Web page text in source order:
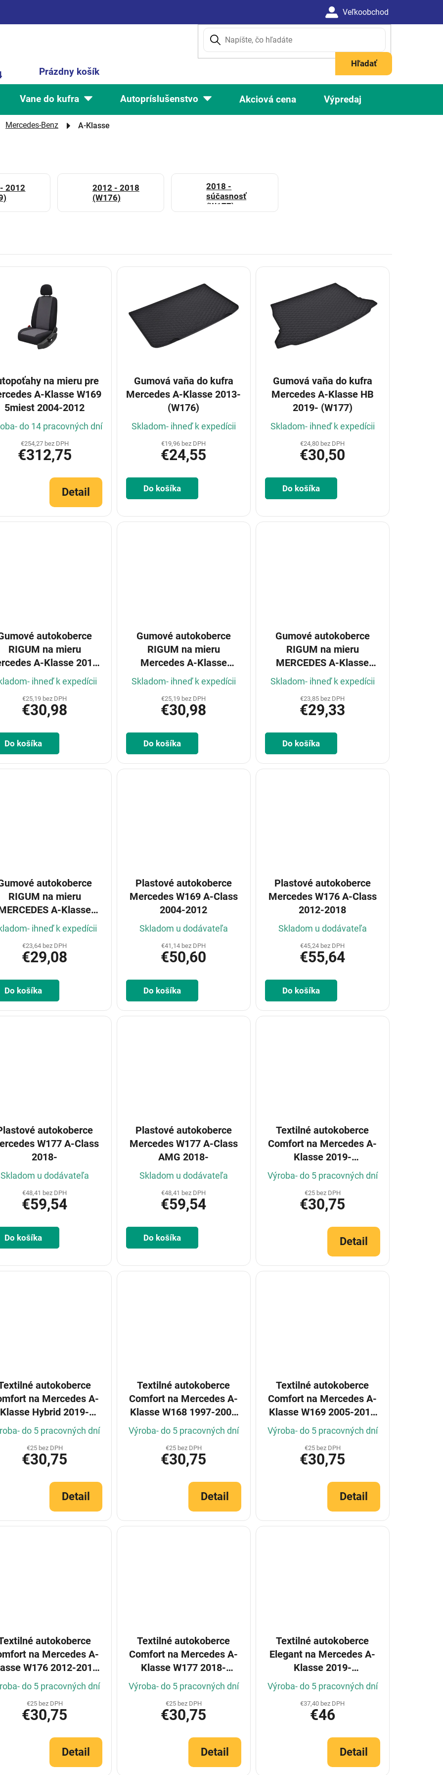
Hľadať
Nákupný
košík
Prázdny košík
Vane do kufra Autopríslušenstvo Akciová cena Výpredaj
Mercedes-Benz A-Klasse
2012
2012 - 2018
(W176)
2018 -
súčasnosť
(W177)
na mieru pre
A-Klasse W169
5miest 2004-2012
do 14 pracovných dní
€254,27 bez DPH
€312,75
Detail
Gumová vaňa do kufra
Mercedes A-Klasse 2013-
(W176)
Skladom- ihneď k expedícii
€19,96 bez DPH
€24,55
Do košíka
Gumová vaňa do kufra
Mercedes A-Klasse HB
2019- (W177)
Skladom- ihneď k expedícii
€24,80 bez DPH
€30,50
Do košíka
autokoberce
RIGUM na mieru
A-Klasse 2019-
(W177)
ihneď k expedícii
€25,19 bez DPH
€30,98
Do košíka
Gumové autokoberce
RIGUM na mieru
Mercedes A-Klasse
Hybrid 2019-( W177)
Skladom- ihneď k expedícii
€25,19 bez DPH
€30,98
Do košíka
Gumové autokoberce
RIGUM na mieru
MERCEDES A-Klasse
W169 2004-
Skladom- ihneď k expedícii
€23,85 bez DPH
€29,33
Do košíka
autokoberce
RIGUM na mieru
A-Klasse
W176 2013-
ihneď k expedícii
€23,64 bez DPH
€29,08
Do košíka
Plastové autokoberce
Mercedes W169 A-Class
2004-2012
Skladom u dodávateľa
€41,14 bez DPH
€50,60
Do košíka
Plastové autokoberce
Mercedes W176 A-Class
2012-2018
Skladom u dodávateľa
€45,24 bez DPH
€55,64
Do košíka
autokoberce
W177 A-Class
2018-
Skladom u dodávateľa
€48,41 bez DPH
€59,54
Do košíka
Plastové autokoberce
Mercedes W177 A-Class
AMG 2018-
Skladom u dodávateľa
€48,41 bez DPH
€59,54
Do košíka
Textilné autokoberce
Comfort na Mercedes A-
Klasse 2019-
(Konfigurátor)
Výroba- do 5 pracovných dní
€25 bez DPH
€30,75
Detail
autokoberce
na Mercedes A-
Klasse Hybrid 2019-
(Konfigurátor)
do 5 pracovných dní
€25 bez DPH
€30,75
Detail
Textilné autokoberce
Comfort na Mercedes A-
Klasse W168 1997-2004
(Konfigurátor)
Výroba- do 5 pracovných dní
€25 bez DPH
€30,75
Detail
Textilné autokoberce
Comfort na Mercedes A-
Klasse W169 2005-2012
(Konfigurátor)
Výroba- do 5 pracovných dní
€25 bez DPH
€30,75
Detail
autokoberce
na Mercedes A-
W176 2012-2018
(Konfigurátor)
do 5 pracovných dní
€25 bez DPH
€30,75
Detail
Textilné autokoberce
Comfort na Mercedes A-
Klasse W177 2018-
(Konfigurátor)
Výroba- do 5 pracovných dní
€25 bez DPH
€30,75
Detail
Textilné autokoberce
Elegant na Mercedes A-
Klasse 2019-
(Konfigurátor)
Výroba- do 5 pracovných dní
€37,40 bez DPH
€46
Detail